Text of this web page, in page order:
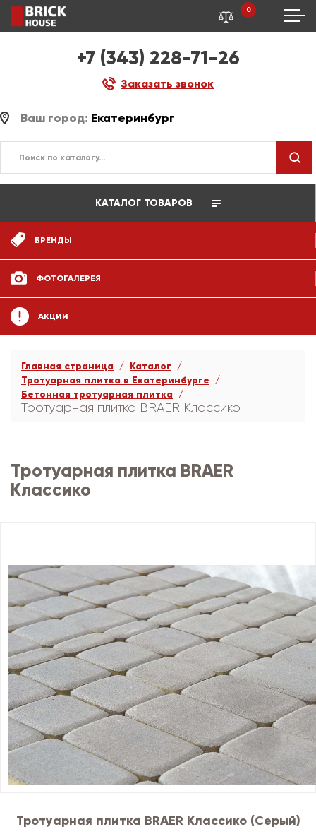
+7 (343) 228-71-26
Заказать звонок
0
Ваш город: Екатеринбург
КАТАЛОГ ТОВАРОВ
БРЕНДЫ
ФОТОГАЛЕРЕЯ
АКЦИИ
Главная страница
Каталог
Тротуарная плитка в Екатеринбурге
Бетонная тротуарная плитка
Тротуарная плитка BRAER Классико
Тротуарная плитка BRAER
Классико
Тротуарная плитка BRAER Классико (Серый)